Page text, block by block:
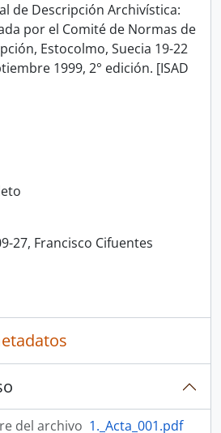
de Descripción Archivística:
por el Comité de Normas de
Estocolmo, Suecia 19-22
1999, 2° edición. [ISAD
27, Francisco Cifuentes
del archivo 1._Acta_001.pdf